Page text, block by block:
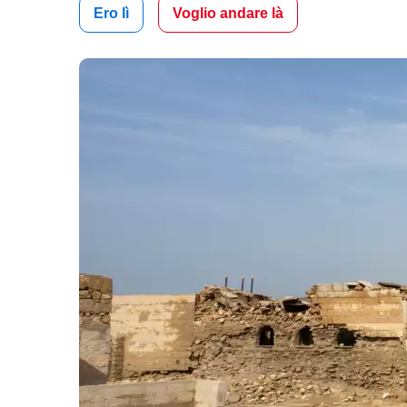
Ero lì Voglio andare là